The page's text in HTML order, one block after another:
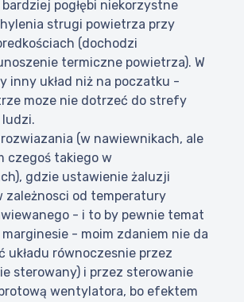
pogłębi niekorzystne
strugi powietrza przy
(dochodzi
termiczne powietrza). W
inny układ niż na poczatku -
moze nie dotrzeć do strefy
(w nawiewnikach, ale
czegoś takiego w
gdzie ustawienie żaluzji
zależnosci od temperatury
- i to by pewnie temat
marginesie - moim zdaniem nie da
układu równoczesnie przez
sterowany) i przez sterowanie
wentylatora, bo efektem